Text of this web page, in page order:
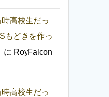
時高校生だっ
もどきを作っ
に RoyFalcon
時高校生だっ